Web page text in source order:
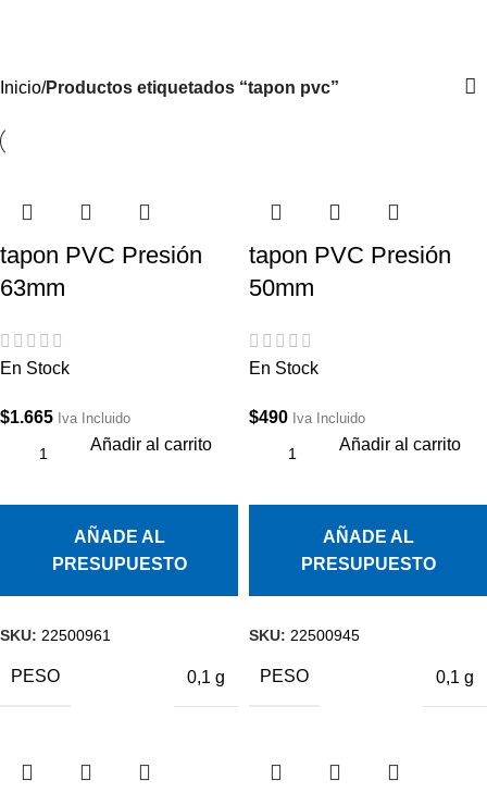
Inicio Productos etiquetados “tapon pvc”
tapon PVC Presión
63mm
En Stock
$1.665 Iva Incluido
Añadir al carrito
AÑADE AL
PRESUPUESTO
SKU: 22500961
PESO 0,1 g
tapon PVC Presión
50mm
En Stock
$490 Iva Incluido
Añadir al carrito
AÑADE AL
PRESUPUESTO
SKU: 22500945
PESO 0,1 g